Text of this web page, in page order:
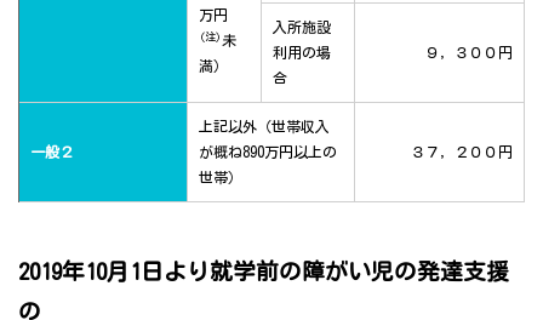
万円
(注) 未
満）
入所施設
利用の場
合
９，３００円
一般２
上記以外（世帯収入
が概ね890万円以上の
世帯）
３７，２００円
2019年10月1日より就学前の障がい児の発達支援
の